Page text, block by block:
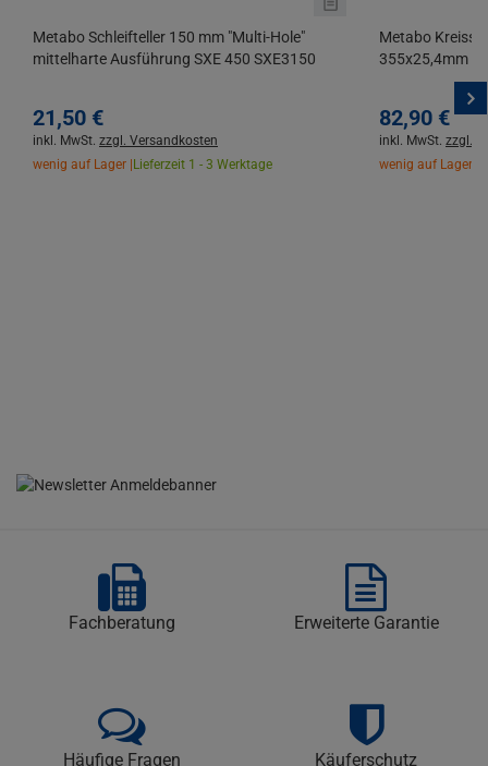
Metabo Schleifteller 150 mm "Multi-Hole"
mittelharte Ausführung SXE 450 SXE3150
21,50 €
inkl. MwSt. zzgl. Versandkosten
wenig auf Lager | Lieferzeit 1 - 3 Werktage
Metabo
355x25,4mm
82,90 €
inkl. MwSt. zzgl.
wenig auf Lager |
Fachberatung Erweiterte Garantie
Häufige Fragen Käuferschutz